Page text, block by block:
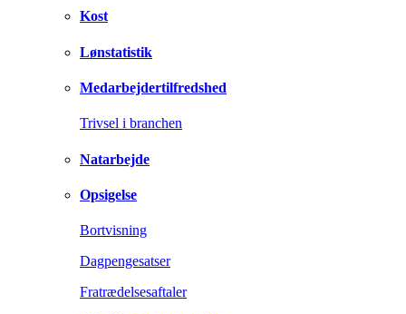
Kost
Lønstatistik
Medarbejdertilfredshed
Trivsel i branchen
Natarbejde
Opsigelse
Bortvisning
Dagpengesatser
Fratrædelsesaftaler